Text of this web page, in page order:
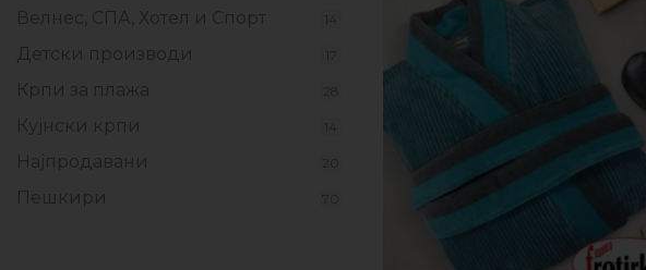
Велнес, СПА, Хотел и Спорт
Детски производи
Крпи за плажа
Кујнски крпи
Најпродавани
Пешкири